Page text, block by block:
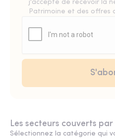
j'accepte de recevoir la
Patrimoine et des offres
Les secteurs couverts
Sélectionnez la catégorie qui